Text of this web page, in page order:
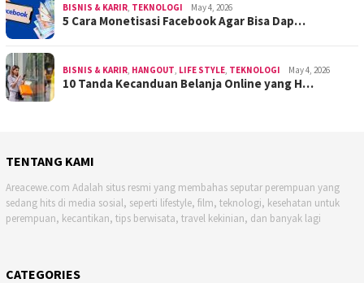
BISNIS & KARIR TEKNOLOGI May 4, 2026
5 Cara Monetisasi Facebook Agar Bisa Dap…
BISNIS & KARIR HANGOUT LIFE STYLE TEKNOLOGI May 4, 2026
10 Tanda Kecanduan Belanja Online yang H…
TENTANG KAMI
Areacewe.com Adalah situs resmi yang membahas seputar perempuan yang
sedang hits di media sosial, seperti lifestyle, film, teknologi, kesehatan untuk
perempuan, kecantikan, tips berwisata, travel kekinian, dan banyak lagi
CATEGORIES